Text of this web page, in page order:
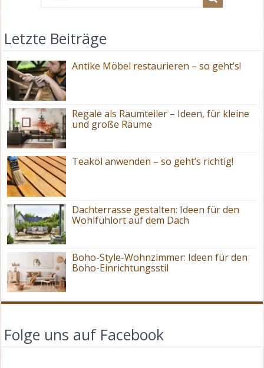
Letzte Beiträge
Antike Möbel restaurieren – so geht’s!
Regale als Raumteiler – Ideen, für kleine
und große Räume
Teaköl anwenden – so geht’s richtig!
Dachterrasse gestalten: Ideen für den
Wohlfühlort auf dem Dach
Boho-Style-Wohnzimmer: Ideen für den
Boho-Einrichtungsstil
Folge uns auf Facebook